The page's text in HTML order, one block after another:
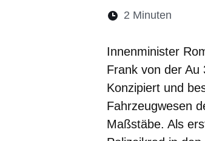
Lesedauer:
2 Minuten
Innenminister
Frank von der Au
Konzipiert und
Fahrzeugwesen
Maßstäbe. Als